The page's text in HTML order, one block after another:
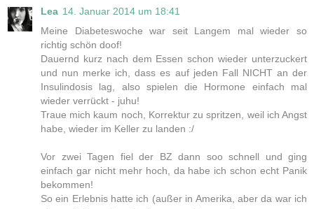
Lea 14. Januar 2014 um 18:41
Meine Diabeteswoche war seit Langem mal wieder so
richtig schön doof!
Dauernd kurz nach dem Essen schon wieder unterzuckert
und nun merke ich, dass es auf jeden Fall NICHT an der
Insulindosis lag, also spielen die Hormone einfach mal
wieder verrückt - juhu!
Traue mich kaum noch, Korrektur zu spritzen, weil ich Angst
habe, wieder im Keller zu landen :/
Vor zwei Tagen fiel der BZ dann soo schnell und ging
einfach gar nicht mehr hoch, da habe ich schon echt Panik
bekommen!
So ein Erlebnis hatte ich (außer in Amerika, aber da war ich